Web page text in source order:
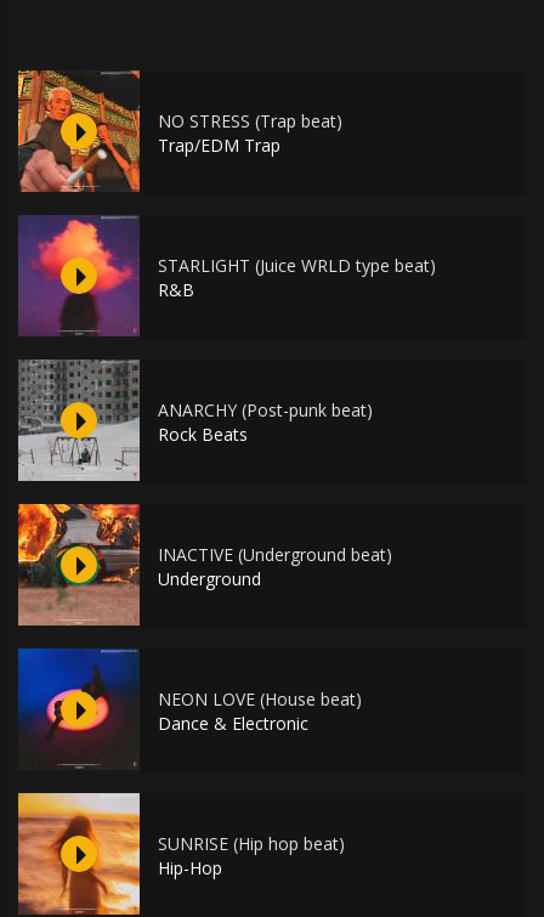
NO STRESS (Trap beat)
Trap/EDM Trap
STARLIGHT (Juice WRLD type beat)
R&B
ANARCHY (Post-punk beat)
Rock Beats
INACTIVE (Underground beat)
Underground
NEON LOVE (House beat)
Dance & Electronic
SUNRISE (Hip hop beat)
Hip-Hop